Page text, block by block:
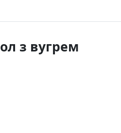
з вугрем